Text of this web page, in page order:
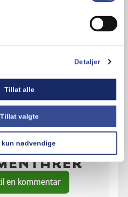
Detaljer
Tillat alle
Tillat valgte
nødvendige
om oppskriften?
en kommentar